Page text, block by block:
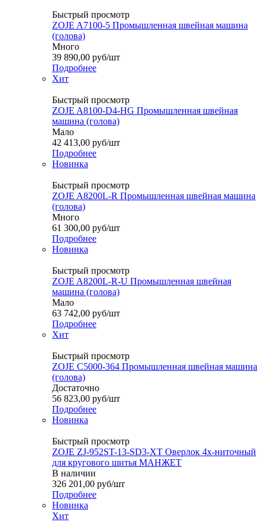
Быстрый просмотр
ZOJE A7100-5 Промышленная швейная машина
(голова)
Много
39 890,00 руб/шт
Подробнее
Хит
Быстрый просмотр
ZOJE A8100-D4-HG Промышленная швейная
машина (голова)
Мало
42 413,00 руб/шт
Подробнее
Новинка
Быстрый просмотр
ZOJE A8200L-R Промышленная швейная машина
(голова)
Много
61 300,00 руб/шт
Подробнее
Новинка
Быстрый просмотр
ZOJE A8200L-R-U Промышленная швейная
машина (голова)
Мало
63 742,00 руб/шт
Подробнее
Хит
Быстрый просмотр
ZOJE C5000-364 Промышленная швейная машина
(голова)
Достаточно
56 823,00 руб/шт
Подробнее
Новинка
Быстрый просмотр
ZOJE ZJ-952ST-13-SD3-XT Оверлок 4х-ниточный
для кругового шитья МАНЖЕТ
В наличии
326 201,00 руб/шт
Подробнее
Новинка
Хит